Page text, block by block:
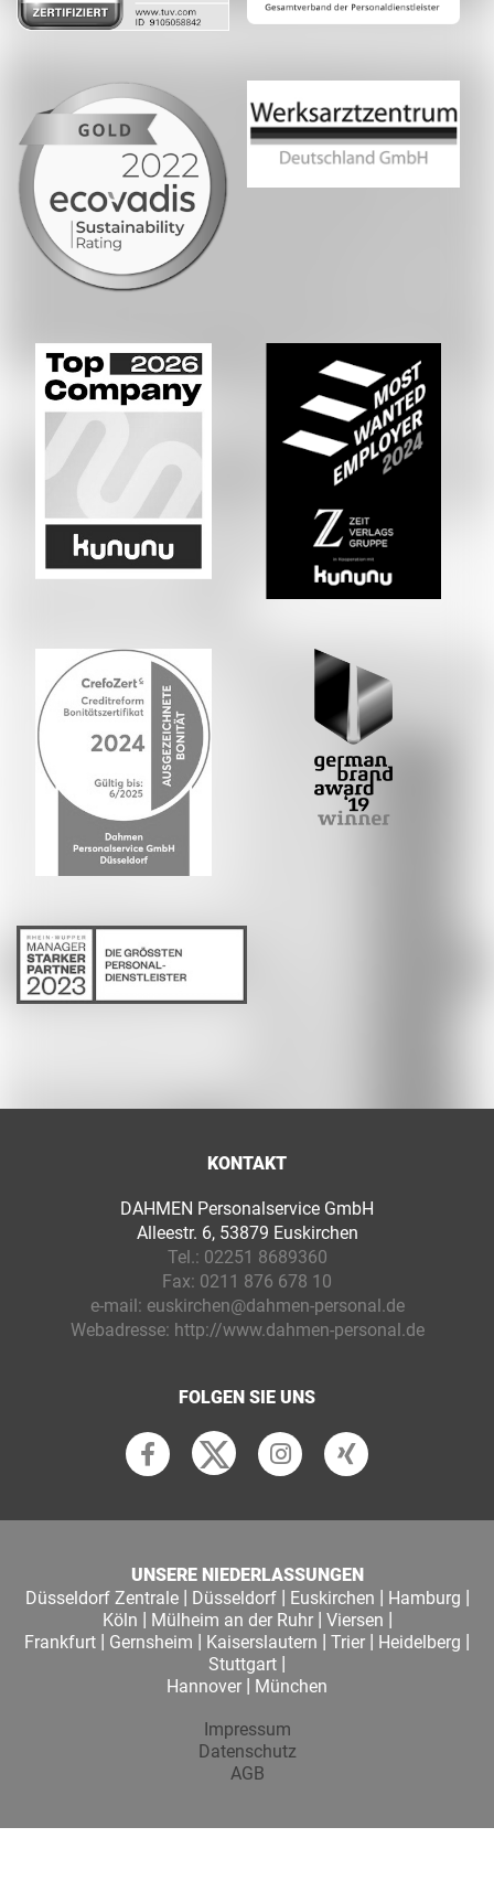
KONTAKT
DAHMEN Personalservice GmbH
Alleestr. 6, 53879 Euskirchen
Tel.: 02251 8689360
Fax: 0211 876 678 10
e-mail: euskirchen@dahmen-personal.de
Webadresse: http://www.dahmen-personal.de
FOLGEN SIE UNS
UNSERE NIEDERLASSUNGEN
Düsseldorf Zentrale| Düsseldorf| Euskirchen | Hamburg |
Köln | Mülheim an der Ruhr| Viersen |
Frankfurt | Gernsheim | Kaiserslautern | Trier | Heidelberg |
Stuttgart |
Hannover | München
Impressum
Datenschutz
AGB